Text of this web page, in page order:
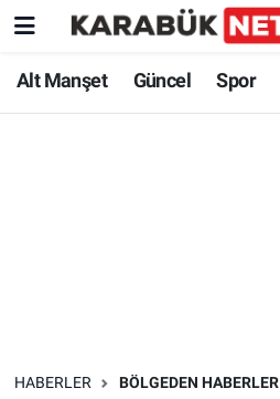
Alt Manşet Güncel Spor
HABERLER BÖLGEDEN HABERLER